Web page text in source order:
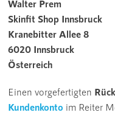
Walter Prem
Skinfit Shop Innsbruck
Kranebitter Allee 8
6020 Innsbruck
Österreich
Einen vorgefertigten
Kundenkonto im Reiter